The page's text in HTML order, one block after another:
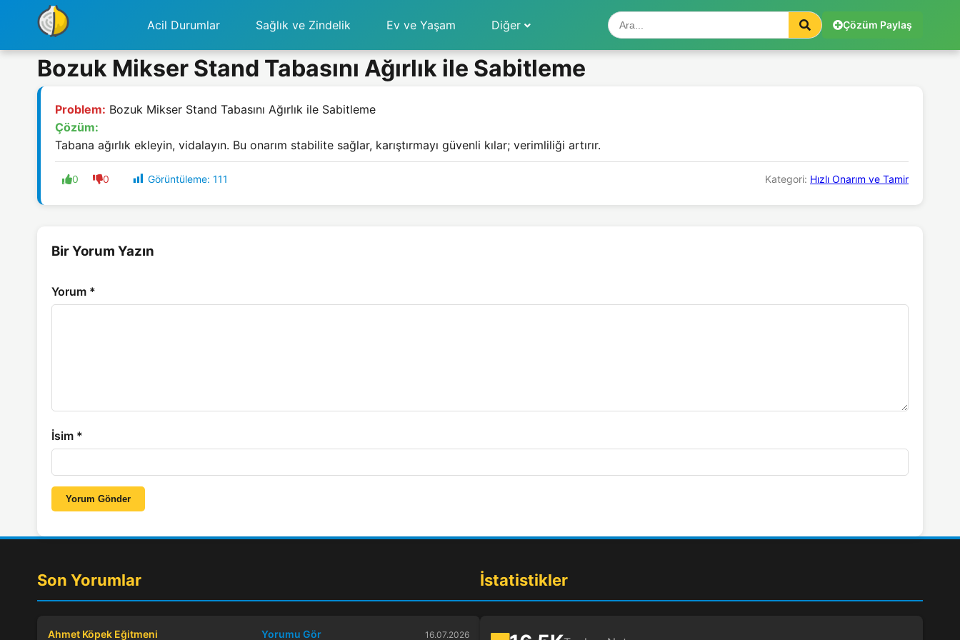
Acil Durumlar Sağlık ve Zindelik Ev ve Yaşam Diğer Çözüm Paylaş
Bozuk Mikser Stand Tabasını Ağırlık ile Sabitleme
Problem: Bozuk Mikser Stand Tabasını Ağırlık ile Sabitleme
Çözüm:
Tabana ağırlık ekleyin, vidalayın. Bu onarım stabilite sağlar, karıştırmayı güvenli kılar; verimliliği artırır.
0 0 Görüntüleme: 111 Kategori: Hızlı Onarım ve Tamir
Bir Yorum Yazın
Yorum *
İsim *
Yorum Gönder
Son Yorumlar
Ahmet Köpek Eğitmeni Yorumu Gör 16.07.2026
İstatistikler